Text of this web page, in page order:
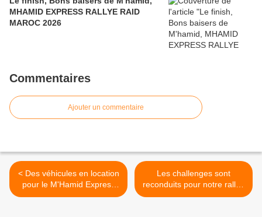
MHAMID EXPRESS RALLYE RAID
MAROC 2026
Commentaires
Ajouter un commentaire
< Des véhicules en location
pour le M'Hamid Express
2012
Les challenges sont
reconduits pour notre rallye
raid 4x4 moto et quad au